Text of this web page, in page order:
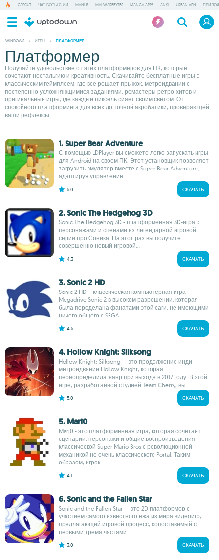
CAPCUT ЧАТ-БОТЫ С ИИ MANUS MALWAREBYTES MANGA APPS ANKI URBAN VPN
WINDOWS / ИГРЫ / ПЛАТФОРМЕР
Платформер
Получайте удовольствие от этих платформеров для ПК, которые
сочетают ностальгию и креативность. Скачивайте бесплатные игры с
классическим геймплеем, где все решает прыжок, метроидвании с
постепенно усложняющимися заданиями, ремастеры ретро-хитов и
оригинальные игры, где каждый пиксель сияет своим светом. От
спокойного платформинга для всех до точной акробатики, проверяющей
ваши рефлексы.
1. Super Bear Adventure
С помощью LDPlayer вы сможете легко запускать игры
для Android на своем ПК. Этот установщик позволяет
загрузить эмулятор вместе с Super Bear Adventure,
адаптируя управление...
5.0 СКАЧАТЬ
2. Sonic The Hedgehog 3D
Sonic The Hedgehog 3D - платформенная 3D-игра с
персонажами и сценами из легендарной игровой
серии про Соника. На этот раз вы получите
совершенно новый игровой...
4.3 СКАЧАТЬ
3. Sonic 2 HD
Sonic 2 HD – классическая компьютерная игра
Megadrive Sonic 2 в высоком разрешении, которая
была переделана фанатами этой саги, не имеющими
ничего общего с SEGA...
4.5 СКАЧАТЬ
4. Hollow Knight: Silksong
Hollow Knight: Silksong — это продолжение инди-
метроидвании Hollow Knight, которая
переопределила жанр при выходе в 2017 году. В этой
игре, разработанной студией Team Cherry, вы...
5.0 СКАЧАТЬ
5. Mari0
Mari0 - это платформенная игра, которая сочетает
сценарии, персонажи и общие воспроизведения
классической Super Mario Bros с революционной
механикой не очень классического Portal. Таким
образом, игрок...
4.1 СКАЧАТЬ
6. Sonic and the Fallen Star
Sonic and the Fallen Star — это 2D платформер с
участием самого известного ежа из мира видеоигр,
предлагающий игровой процесс, сопоставимый с
первыми тремя частями...
3.0 СКАЧАТЬ